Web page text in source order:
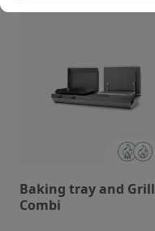
Baking tray and Grill
Combi